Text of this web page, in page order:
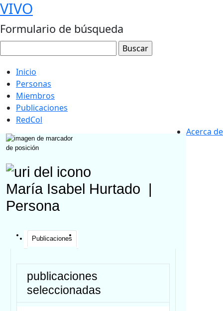
VIVO
Formulario de búsqueda
Inicio
Personas
Miembros
Publicaciones
RedCol
Acerca de
María Isabel Hurtado
Persona
Publicaciones
publicaciones
seleccionadas